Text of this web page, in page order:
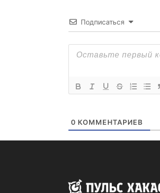
Подписаться
0 КОММЕНТАРИЕВ